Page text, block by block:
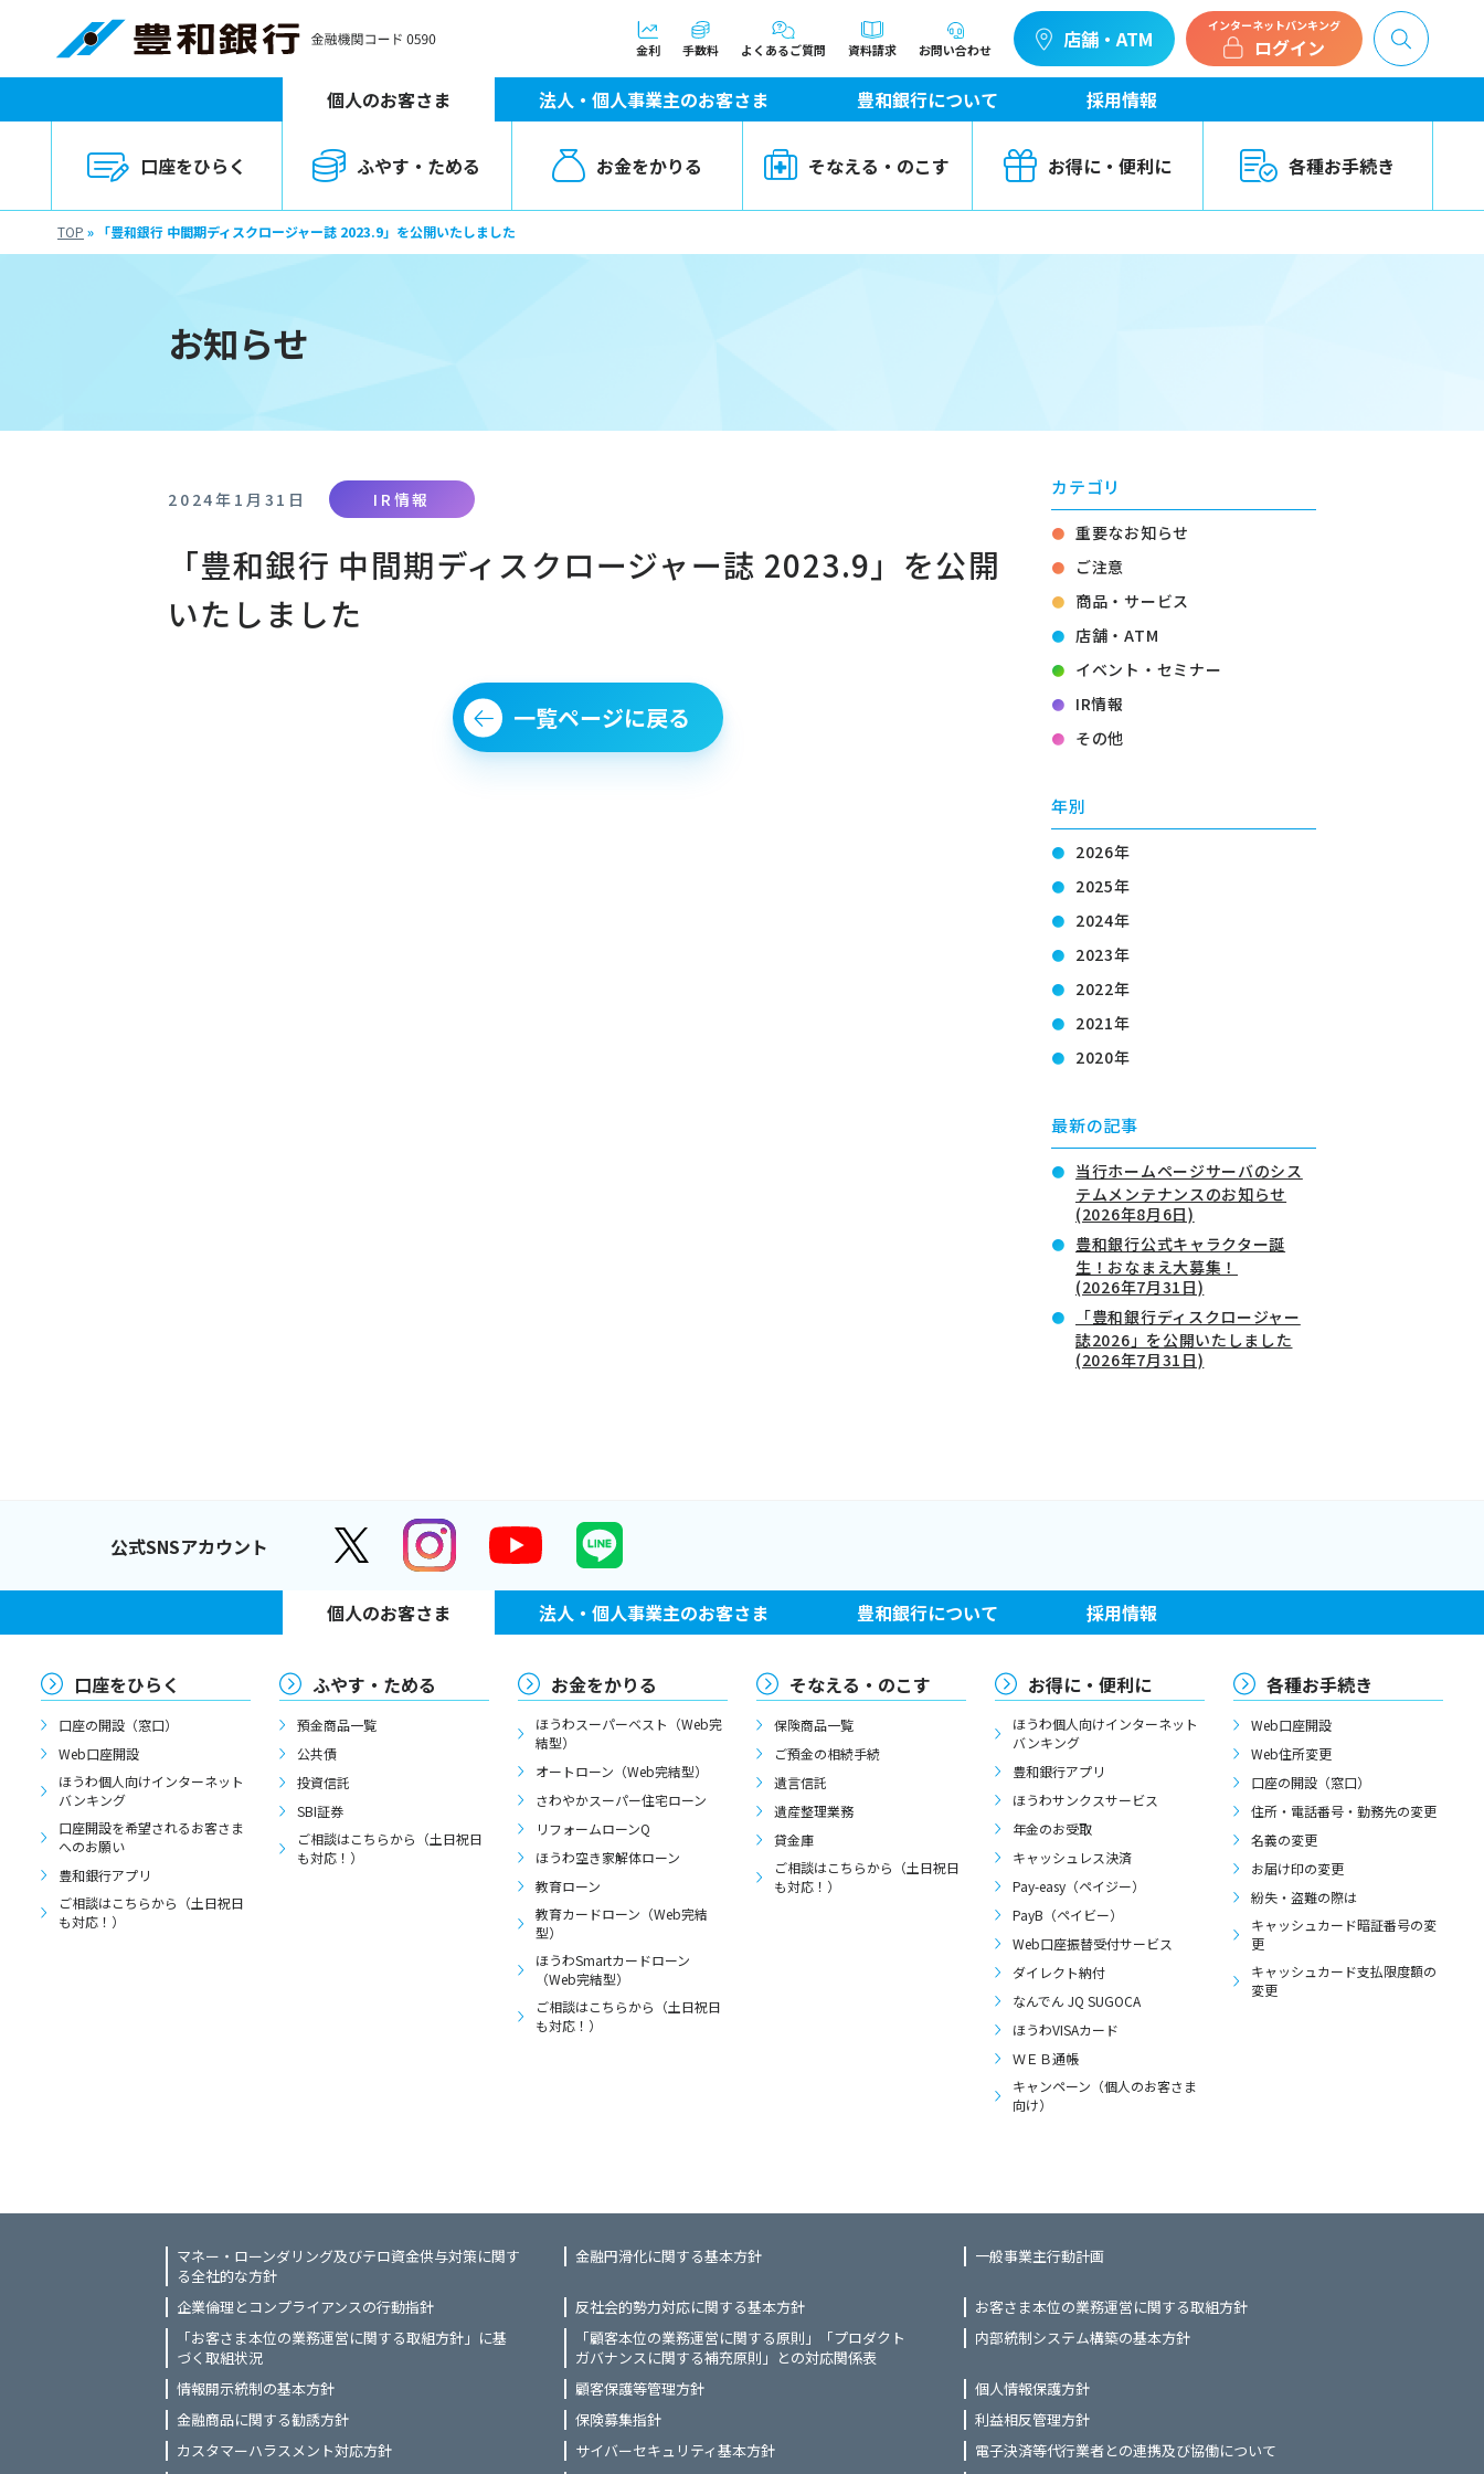
金利 手数料 よくあるご質問 資料請求 お問い合わせ 店舗・ATM
インターネットバンキング
ログイン
個人のお客さま
法人・個人事業主のお客さま 豊和銀行について 採用情報
口座をひらく ふやす・ためる お金をかりる そなえる・のこす お得に・便利に 各種お手続き
TOP » 「豊和銀行 中間期ディスクロージャー誌 2023.9」を公開いたしました
お知らせ
2024年1月31日 IR情報
「豊和銀行 中間期ディスクロージャー誌 2023.9」を公開
いたしました
一覧ページに戻る
カテゴリ
重要なお知らせ
ご注意
商品・サービス
店舗・ATM
イベント・セミナー
IR情報
その他
年別
2026年
2025年
2024年
2023年
2022年
2021年
2020年
最新の記事
当行ホームページサーバのシス
テムメンテナンスのお知らせ
(2026年8月6日)
豊和銀行公式キャラクター誕
生！おなまえ大募集！
(2026年7月31日)
「豊和銀行ディスクロージャー
誌2026」を公開いたしました
(2026年7月31日)
公式SNSアカウント
個人のお客さま 法人・個人事業主のお客さま 豊和銀行について 採用情報
口座をひらく
口座の開設（窓口）
Web口座開設
ほうわ個人向けインターネット
バンキング
口座開設を希望されるお客さま
へのお願い
豊和銀行アプリ
ご相談はこちらから（土日祝日
も対応！）
ふやす・ためる
預金商品一覧
公共債
投資信託
SBI証券
ご相談はこちらから（土日祝日
も対応！）
お金をかりる
ほうわスーパーベスト（Web完
結型）
オートローン（Web完結型）
さわやかスーパー住宅ローン
リフォームローンQ
ほうわ空き家解体ローン
教育ローン
教育カードローン（Web完結
型）
ほうわSmartカードローン
（Web完結型）
ご相談はこちらから（土日祝日
も対応！）
そなえる・のこす
保険商品一覧
ご預金の相続手続
遺言信託
遺産整理業務
貸金庫
ご相談はこちらから（土日祝日
も対応！）
お得に・便利に
ほうわ個人向けインターネット
バンキング
豊和銀行アプリ
ほうわサンクスサービス
年金のお受取
キャッシュレス決済
Pay-easy（ペイジー）
PayB（ペイビー）
Web口座振替受付サービス
ダイレクト納付
なんでん JQ SUGOCA
ほうわVISAカード
ＷＥＢ通帳
キャンペーン（個人のお客さま
向け）
各種お手続き
Web口座開設
Web住所変更
口座の開設（窓口）
住所・電話番号・勤務先の変更
名義の変更
お届け印の変更
紛失・盗難の際は
キャッシュカード暗証番号の変
更
キャッシュカード支払限度額の
変更
マネー・ローンダリング及びテロ資金供与対策に関す
る全社的な方針
金融円滑化に関する基本方針 一般事業主行動計画
企業倫理とコンプライアンスの行動指針 反社会的勢力対応に関する基本方針
お客さま本位の業務運営に関する取組方針
「お客さま本位の業務運営に関する取組方針」に基
づく取組状況
「顧客本位の業務運営に関する原則」「プロダクト
ガバナンスに関する補充原則」との対応関係表
内部統制システム構築の基本方針
情報開示統制の基本方針 顧客保護等管理方針
個人情報保護方針
金融商品に関する勧誘方針
保険募集指針
利益相反管理方針
カスタマーハラスメント対応方針
サイバーセキュリティ基本方針
電子決済等代行業者との連携及び協働について